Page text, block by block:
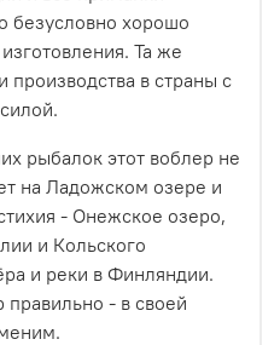
безусловно хорошо
Та же
производства в страны с
рыбалок этот воблер не
на Ладожском озере и
- Онежское озеро,
и Кольского
и реки в Финляндии.
правильно - в своей